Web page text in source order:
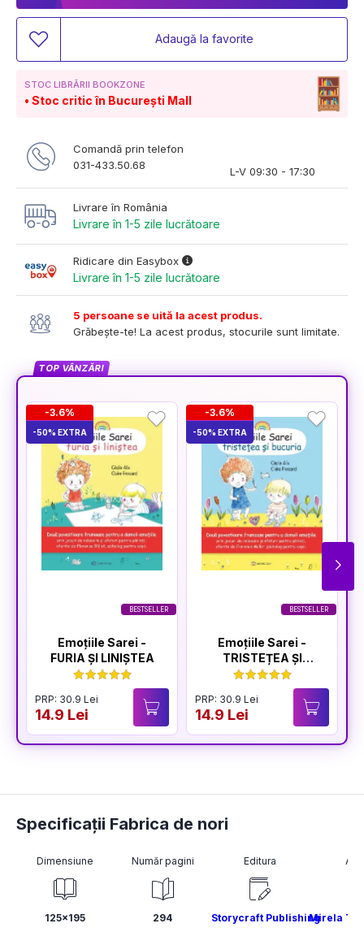
Adaugă la favorite
STOC LIBRĂRII BOOKZONE
Stoc critic în București Mall
Comandă prin telefon
031-433.50.68
L-V 09:30 - 17:30
Livrare în România
Livrare în 1-5 zile lucrătoare
Ridicare din Easybox
Livrare în 1-5 zile lucrătoare
5 persoane se uită la acest produs.
Grăbește-te! La acest produs, stocurile sunt limitate.
TOP VÂNZĂRI
BESTSELLER
-3.6%
-50% EXTRA
Emoțiile Sarei -
FURIA ȘI LINIȘTEA
PRP: 30.9 Lei
14.9 Lei
BESTSELLER
-3.6%
-50% EXTRA
Emoțiile Sarei -
TRISTEȚEA ȘI
BUCURIA
PRP: 30.9 Lei
14.9 Lei
Specificații Fabrica de nori
Dimensiune
125x195
Număr pagini
294
Editura
Storycraft PublishingMirela